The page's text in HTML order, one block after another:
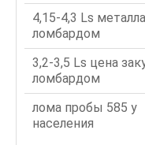
4,15-4,3 Ls металла
ломбардом
3,2-3,5 Ls цена
ломбардом
лома пробы 585 у
населения